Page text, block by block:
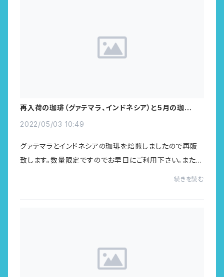
再入荷の珈琲（グァテマラ、インドネシア）と5月の珈琲、配
2022/05/03 10:49
グァテマラとインドネシアの珈琲を焙煎しましたので再販
致します。数量限定ですのでお早目にご利用下さい。また、
続きを読む